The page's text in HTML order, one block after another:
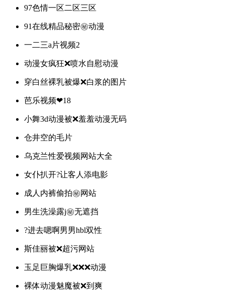
97色情一区二区三区
91在线精品秘密㊙️动漫
一二三a片视频2
动漫女疯狂❌喷水自慰动漫
穿白丝裸乳被爆❌白浆的图片
芭乐视频❤18
小舞3d动漫被❌羞羞动漫无码
仓井空的毛片
乌克兰性爱视频网站大全
女仆扒开?让客人添电影
成人内裤偷拍㊙️网站
男生洗澡露j㊙️无遮挡
?进去嗯啊男男hbl双性
斯佳丽被❌超污网站
玉足巨胸爆乳❌❌❌动漫
裸体动漫魅魔被❌到爽